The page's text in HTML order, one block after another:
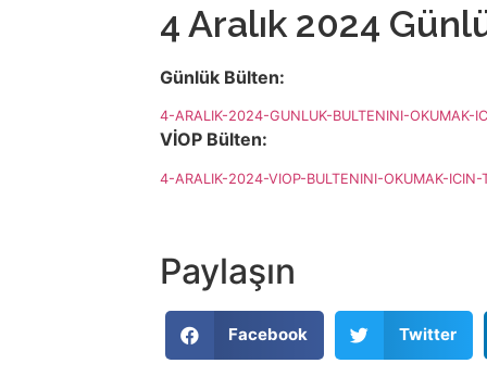
4 Aralık 2024
Günlük Bülten:
4-ARALIK-2024-GUNLUK-BULTENINI-OKUMAK-
VİOP Bülten:
4-ARALIK-2024-VIOP-BULTENINI-OKUMAK-ICIN-
Paylaşın
Facebook Twitter